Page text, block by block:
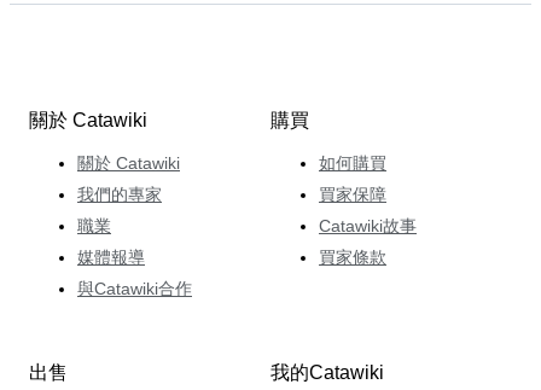
關於 Catawiki
關於 Catawiki
我們的專家
職業
媒體報導
與Catawiki合作
購買
如何購買
買家保障
Catawiki故事
買家條款
出售 我的Catawiki